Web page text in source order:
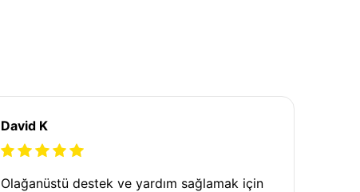
David K
Olağanüstü destek ve yardım sağlamak için